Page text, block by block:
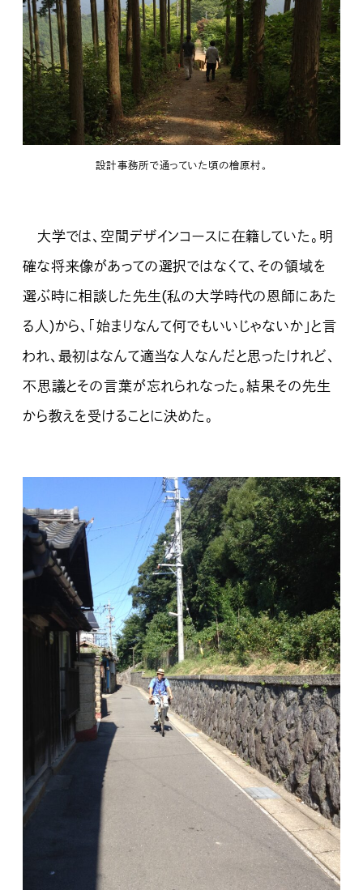
設計事務所で通っていた頃の檜原村。
大学では、空間デザインコースに在籍していた。明
確な将来像があっての選択ではなくて、その領域を
選ぶ時に相談した先生(私の大学時代の恩師にあた
る人)から、「始まりなんて何でもいいじゃないか」と言
われ、最初はなんて適当な人なんだと思ったけれど、
不思議とその言葉が忘れられなった。結果その先生
から教えを受けることに決めた。